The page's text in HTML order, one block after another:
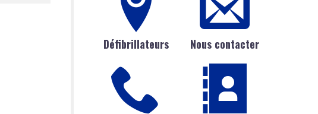
Défibrillateurs Nous contacter